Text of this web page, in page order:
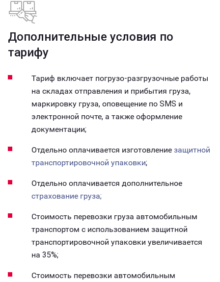
Дополнительные условия по
тарифу
Тариф включает погрузо-разгрузочные работы
на складах отправления и прибытия груза,
маркировку груза, оповещение по SMS и
электронной почте, а также оформление
документации;
Отдельно оплачивается изготовление защитной
транспортировочной упаковки;
Отдельно оплачивается дополнительное
страхование груза;
Стоимость перевозки груза автомобильным
транспортом с использованием защитной
транспортировочной упаковки увеличивается
на 35%;
Стоимость перевозки автомобильным